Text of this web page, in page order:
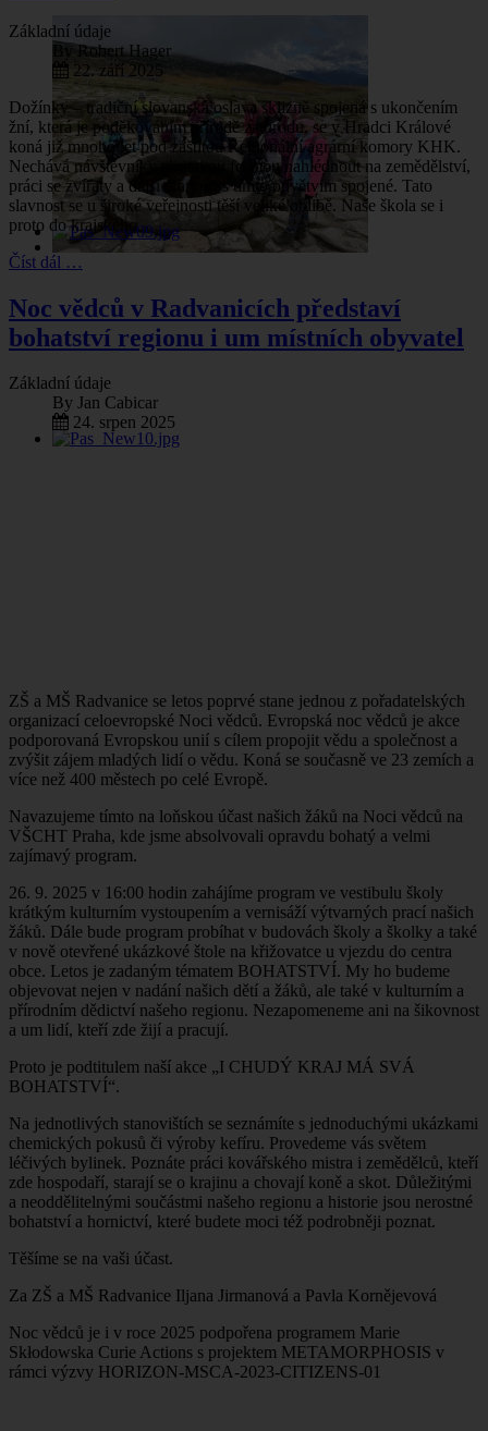
Základní údaje
By Robert Hager
22. září 2025
Dožínky – tradiční slovanská oslava sklizně spojená s ukončením
žní, která je poděkováním přírodě za úrodu, se v Hradci Králové
koná již mnoho let pod záštitou Regionální agrární komory KHK.
Nechává návštěvníky poutavou formou nahlédnout na zemědělství,
práci se zvířaty a další činnosti s tímto odvětvím spojené. Tato
slavnost se u široké veřejnosti těší veliké oblibě. Naše škola se i
proto do krajského
Číst dál …
Noc vědců v Radvanicích představí
bohatství regionu i um místních obyvatel
Základní údaje
By Jan Cabicar
24. srpen 2025
ZŠ a MŠ Radvanice se letos poprvé stane jednou z pořadatelských
organizací celoevropské Noci vědců. Evropská noc vědců je akce
podporovaná Evropskou unií s cílem propojit vědu a společnost a
zvýšit zájem mladých lidí o vědu. Koná se současně ve 23 zemích a
více než 400 městech po celé Evropě.
Navazujeme tímto na loňskou účast našich žáků na Noci vědců na
VŠCHT Praha, kde jsme absolvovali opravdu bohatý a velmi
zajímavý program.
26. 9. 2025 v 16:00 hodin zahájíme program ve vestibulu školy
krátkým kulturním vystoupením a vernisáží výtvarných prací našich
žáků. Dále bude program probíhat v budovách školy a školky a také
v nově otevřené ukázkové štole na křižovatce u vjezdu do centra
obce. Letos je zadaným tématem BOHATSTVÍ. My ho budeme
objevovat nejen v nadání našich dětí a žáků, ale také v kulturním a
přírodním dědictví našeho regionu. Nezapomeneme ani na šikovnost
a um lidí, kteří zde žijí a pracují.
Proto je podtitulem naší akce „I CHUDÝ KRAJ MÁ SVÁ
BOHATSTVÍ“.
Na jednotlivých stanovištích se seznámíte s jednoduchými ukázkami
chemických pokusů či výroby kefíru. Provedeme vás světem
léčivých bylinek. Poznáte práci kovářského mistra i zemědělců, kteří
zde hospodaří, starají se o krajinu a chovají koně a skot. Důležitými
a neoddělitelnými součástmi našeho regionu a historie jsou nerostné
bohatství a hornictví, které budete moci též podrobněji poznat.
Těšíme se na vaši účast.
Za ZŠ a MŠ Radvanice Iljana Jirmanová a Pavla Kornějevová
Noc vědců je i v roce 2025 podpořena programem Marie
Skłodowska Curie Actions s projektem METAMORPHOSIS v
rámci výzvy HORIZON-MSCA-2023-CITIZENS-01